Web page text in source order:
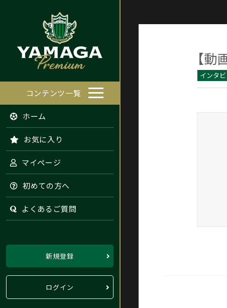
コンテンツ一覧
ホーム
お気に入り
マイページ
初めての方へ
よくあるご質問
新規登録
ログイン
【
インタ